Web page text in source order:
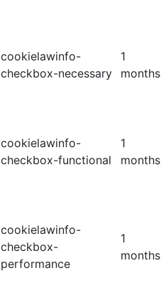
cookielawinfo-
checkbox-necessary
1
months
cookielawinfo-
checkbox-functional
1
months
cookielawinfo-
checkbox-
performance
1
months